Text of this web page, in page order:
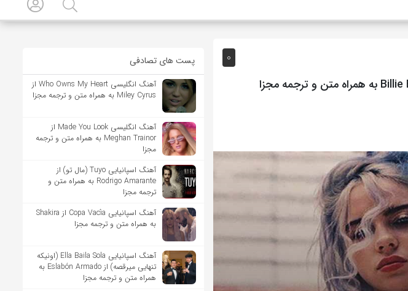
0 پست های تصادفی
آهنگ انگلیسی Who Owns My Heart از
Miley Cyrus به همراه متن و ترجمه مجزا
آهنگ انگلیسی Made You Look از
Meghan Trainor به همراه متن و ترجمه
مجزا
آهنگ اسپانیایی Tuyo (مال تو) از
Rodrigo Amarante به همراه متن و
ترجمه مجزا
آهنگ اسپانیایی Copa Vacía از Shakira
به همراه متن و ترجمه مجزا
آهنگ اسپانیایی Ella Baila Sola (اونیکه
تنهایی میرقصه) از Eslabón Armado به
همراه متن و ترجمه مجزا